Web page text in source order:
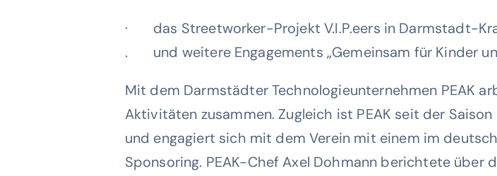
· das Streetworker-Projekt V.I.P.eers in Darmstadt-
. und weitere Engagements „Gemeinsam für Kinder
Mit dem Darmstädter Technologieunternehmen PEAK
Aktivitäten zusammen. Zugleich ist PEAK seit der
und engagiert sich mit dem Verein mit einem im
Sponsoring. PEAK-Chef Axel Dohmann berichtete über